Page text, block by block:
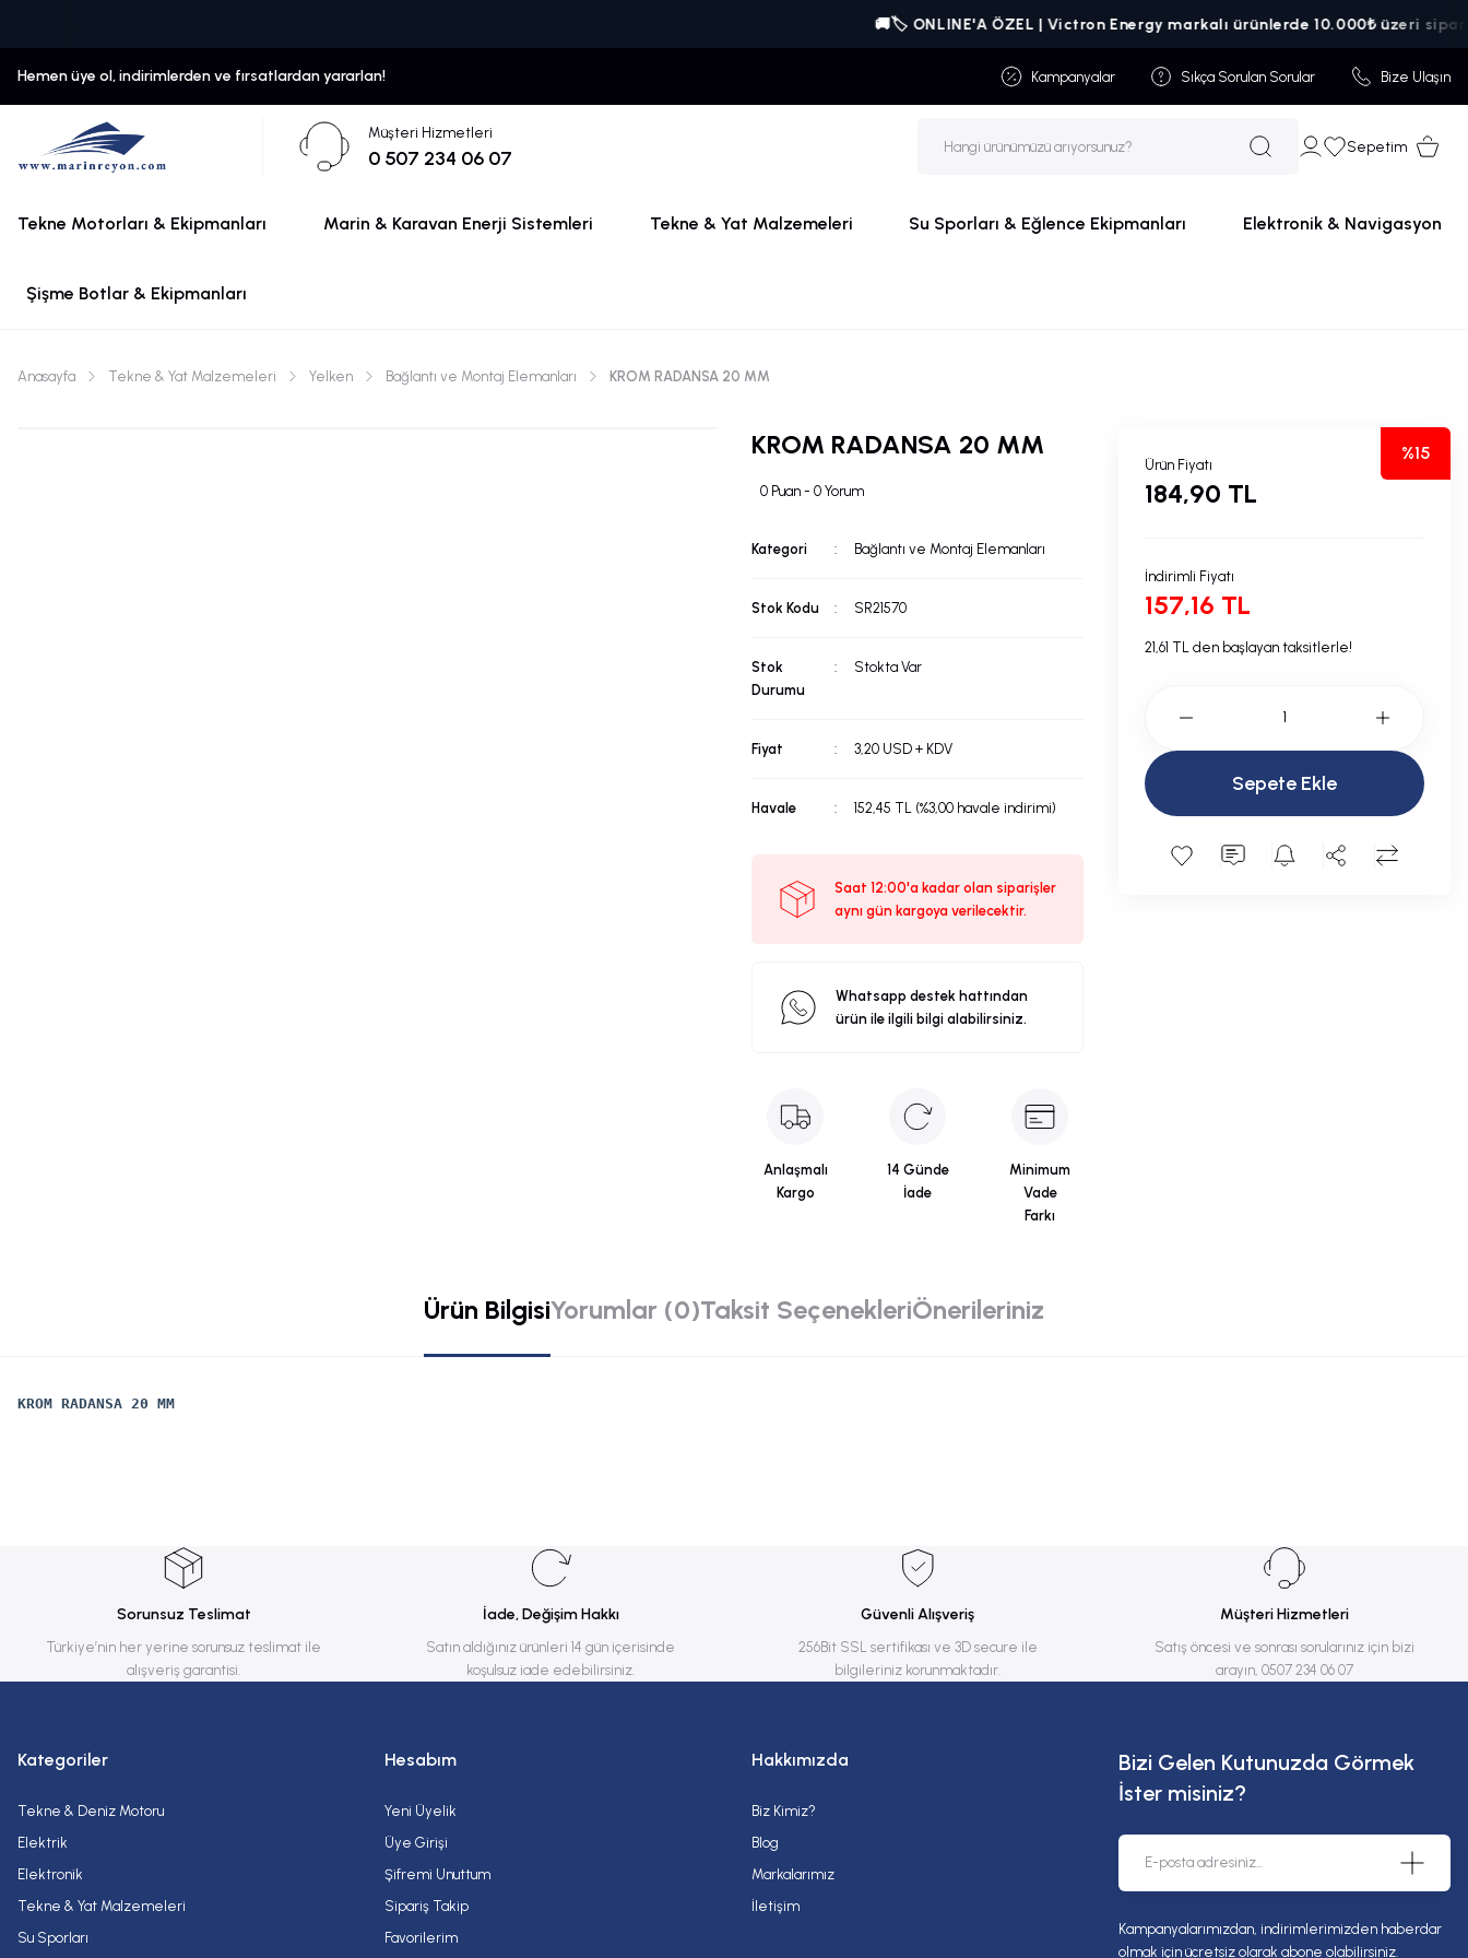
Hemen üye ol, indirimlerden ve fırsatlardan yararlan! Kampanyalar Sıkça Sorulan Sorular Bize Ulaşın
Müşteri Hizmetleri
0 507 234 06 07 Sepetim
Tekne Motorları & Ekipmanları Marin & Karavan Enerji Sistemleri Tekne & Yat Malzemeleri Su Sporları & Eğlence Ekipmanları Elektronik & Navigasyon
Şişme Botlar & Ekipmanları
🚚🏷️ ONLINE'A ÖZEL | Victron Energy markalı ürünlerde 10.000₺ üzeri
Anasayfa Tekne & Yat Malzemeleri Yelken Bağlantı ve Montaj Elemanları KROM RADANSA 20 MM
KROM RADANSA 20 MM
0 Puan - 0 Yorum
Kategori Bağlantı ve Montaj Elemanları
Stok Kodu SR21570
Stok
Durumu
Stokta Var
Fiyat 3,20 USD + KDV
Havale 152,45 TL (%3,00 havale indirimi)
Saat 12:00'a kadar olan siparişler
aynı gün kargoya verilecektir.
Whatsapp destek hattından
ürün ile ilgili bilgi alabilirsiniz.
Anlaşmalı
Kargo
14 Günde
İade
Minimum
Vade
Farkı
%15
Ürün Fiyatı
184,90 TL
İndirimli Fiyatı
157,16 TL
21,61 TL den başlayan taksitlerle!
Sepete Ekle
Ürün BilgisiYorumlar (0)Taksit SeçenekleriÖnerileriniz
KROM RADANSA 20 MM
Ürün açıklamasında eksik bilgiler bulunuyor.
Ürün bilgilerinde hatalar bulunuyor.
Ürün fiyatı diğer sitelerden daha pahalı.
Bu ürüne benzer farklı alternatifler olmalı.
Sorunsuz Teslimat
Türkiye’nin her yerine sorunsuz teslimat ile
alışveriş garantisi.
İade, Değişim Hakkı
Satın aldığınız ürünleri 14 gün içerisinde
koşulsuz iade edebilirsiniz.
Güvenli Alışveriş
256Bit SSL sertifikası ve 3D secure ile
bilgileriniz korunmaktadır.
Müşteri Hizmetleri
Satış öncesi ve sonrası sorularınız için bizi
arayın, 0507 234 06 07
Kategoriler
Tekne & Deniz Motoru
Elektrik
Elektronik
Tekne & Yat Malzemeleri
Su Sporları
Hesabım
Yeni Üyelik
Üye Girişi
Şifremi Unuttum
Sipariş Takip
Favorilerim
Hakkımızda
Biz Kimiz?
Blog
Markalarımız
İletişim
Bizi Gelen Kutunuzda Görmek
İster misiniz?
Kampanyalarımızdan, indirimlerimizden haberdar
olmak için ücretsiz olarak abone olabilirsiniz.